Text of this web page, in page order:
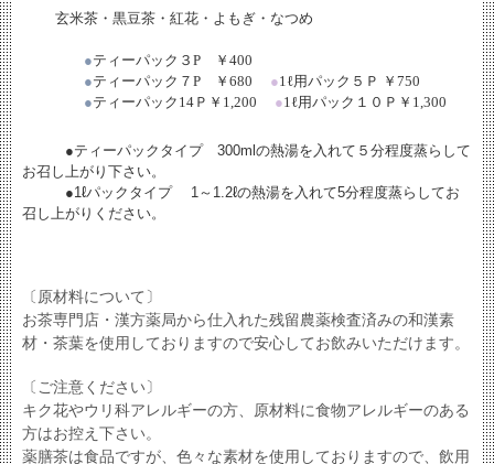
玄米茶・黒豆茶・紅花・よもぎ・なつめ
●ティーパック３ P ￥ 400
●ティーパック７ P ￥ 680 ●1ℓ用パック５Ｐ ￥ 750
●ティーパック 14 Ｐ￥ 1,200 ●1ℓ用パック１０Ｐ￥ 1,300
●ティーパックタイプ 300mlの熱湯を入れて５分程度蒸らして
お召し上がり下さい。
●1ℓパックタイプ 1～1.2ℓの熱湯を入れて5分程度蒸らしてお
召し上がりください。
〔原材料について〕
お茶専門店・漢方薬局から仕入れた残留農薬検査済みの和漢素
材・茶葉を使用しておりますので安心してお飲みいただけます。
〔ご注意ください〕
キク花やウリ科アレルギーの方、原材料に食物アレルギーのある
方はお控え下さい。
薬膳茶は食品ですが、色々な素材を使用しておりますので、飲用